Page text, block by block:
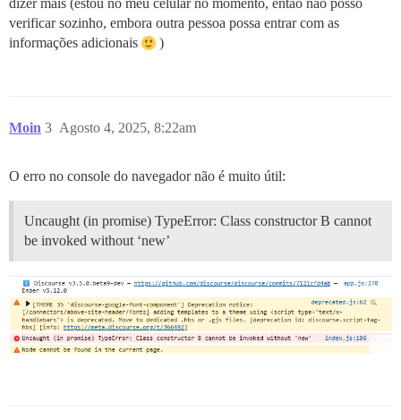
dizer mais (estou no meu celular no momento, então não posso
verificar sozinho, embora outra pessoa possa entrar com as
informações adicionais
)
Moin Agosto 4, 2025, 8:22am
3
O erro no console do navegador não é muito útil:
Uncaught (in promise) TypeError: Class constructor B cannot
be invoked without ‘new’